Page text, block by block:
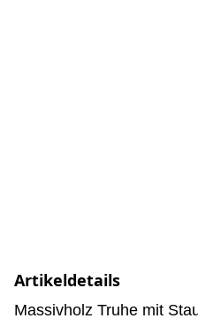
Artikeldetails
Massivholz Truhe mit